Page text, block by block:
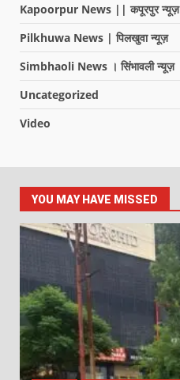
Kapoorpur News || कपूरपुर न्यूज़
Pilkhuwa News | पिलखुवा न्यूज़
Simbhaoli News । सिंभावली न्यूज़
Uncategorized
Video
YOU MAY HAVE MISSED